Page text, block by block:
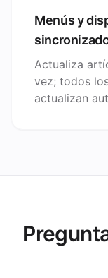
Menús y
Actualiza
vez; todos
actualizan